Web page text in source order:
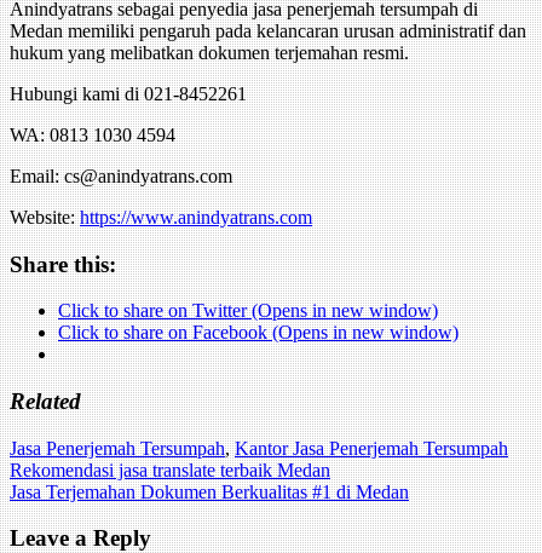
Anindyatrans sebagai penyedia jasa penerjemah tersumpah di
Medan memiliki pengaruh pada kelancaran urusan administratif dan
hukum yang melibatkan dokumen terjemahan resmi.
Hubungi kami di 021-8452261
WA: 0813 1030 4594
Email: cs@anindyatrans.com
Website:https://www.anindyatrans.com
Share this:
Click to share on Twitter (Opens in new window)
Click to share on Facebook (Opens in new window)
Related
Jasa Penerjemah Tersumpah,Kantor Jasa Penerjemah Tersumpah
Post
navigation
Rekomendasi jasa translate terbaik Medan
Jasa Terjemahan Dokumen Berkualitas #1 di Medan
Leave a Reply